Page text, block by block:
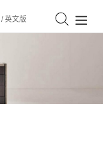
/ 英文版